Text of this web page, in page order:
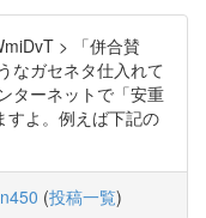
> 「併合賛
なガセネタ仕入れて
ターネットで「安重
よ。例えば下記の
(投稿一覧)